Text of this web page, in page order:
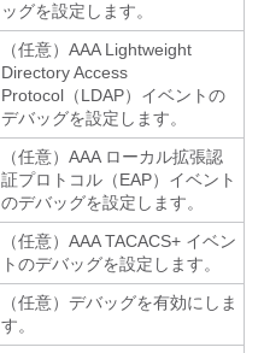
ッグを設定します。
（任意）AAA Lightweight
Directory Access
Protocol（LDAP）イベントの
デバッグを設定します。
（任意）AAA ローカル拡張認
証プロトコル（EAP）イベント
のデバッグを設定します。
（任意）AAA TACACS+ イベン
トのデバッグを設定します。
（任意）デバッグを有効にしま
す。